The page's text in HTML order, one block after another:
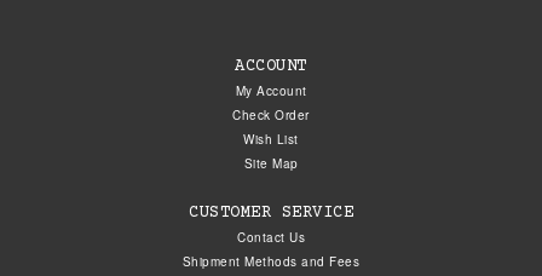
ACCOUNT
My Account
Check Order
Wish List
Site Map
CUSTOMER SERVICE
Contact Us
Shipment Methods and Fees